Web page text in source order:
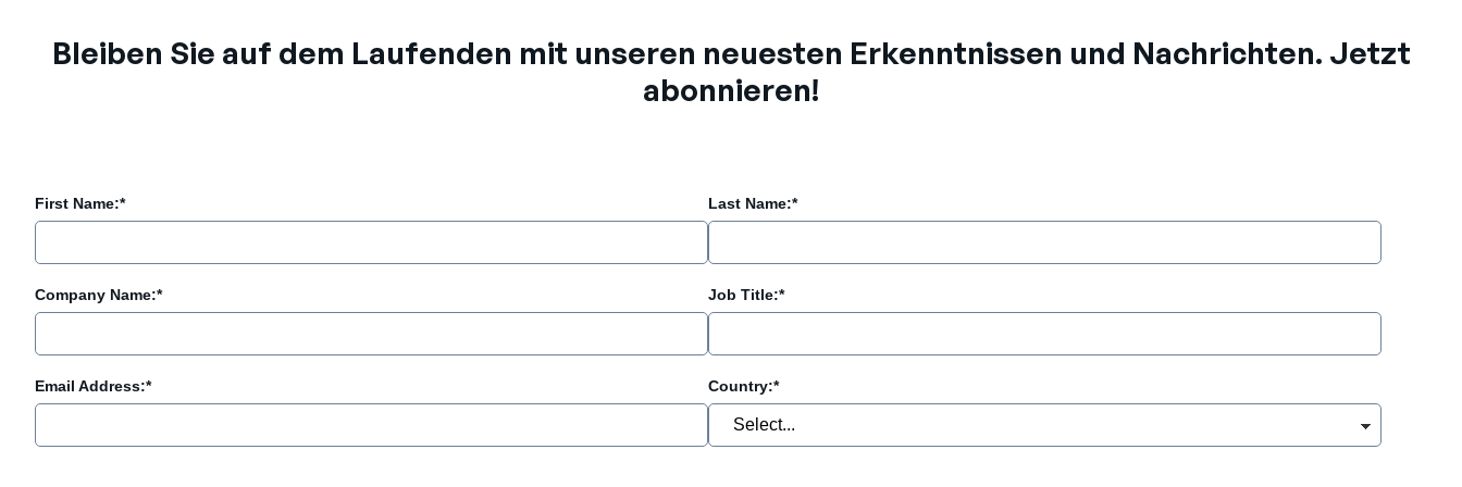
Bleiben Sie auf dem Laufenden mit unseren neuesten Erkenntnissen und Nachrichten. Jetzt
abonnieren!
*
First Name: *
Last Name:
*
Company Name: *
Job Title:
*
Email Address: *
Country: